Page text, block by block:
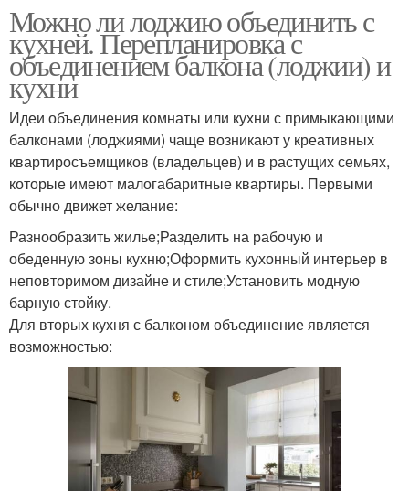
Можно ли лоджию объединить с
кухней. Перепланировка с
объединением балкона (лоджии) и
кухни
Идеи объединения комнаты или кухни с примыкающими
балконами (лоджиями) чаще возникают у креативных
квартиросъемщиков (владельцев) и в растущих семьях,
которые имеют малогабаритные квартиры. Первыми
обычно движет желание:
Разнообразить жилье;Разделить на рабочую и
обеденную зоны кухню;Оформить кухонный интерьер в
неповторимом дизайне и стиле;Установить модную
барную стойку.
Для вторых кухня с балконом объединение является
возможностью: